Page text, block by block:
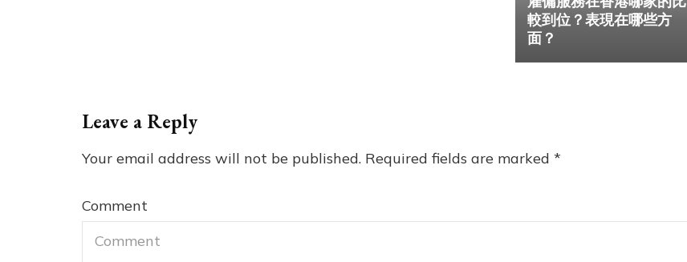
較到位？表現在哪些方
面？
Leave a Reply
Your email address will not be published. Required fields are marked *
Comment